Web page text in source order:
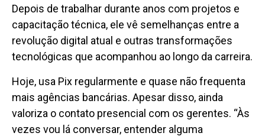
Depois de trabalhar durante anos com projetos e
capacitação técnica, ele vê semelhanças entre a
revolução digital atual e outras transformações
tecnológicas que acompanhou ao longo da carreira.
Hoje, usa Pix regularmente e quase não frequenta
mais agências bancárias. Apesar disso, ainda
valoriza o contato presencial com os gerentes. “Às
vezes vou lá conversar, entender alguma